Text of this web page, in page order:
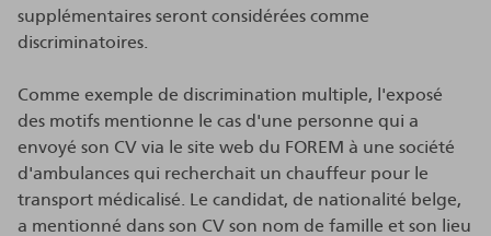
supplémentaires seront considérées comme
discriminatoires.
Comme exemple de discrimination multiple, l'exposé
des motifs mentionne le cas d'une personne qui a
envoyé son CV via le site web du FOREM à une société
d'ambulances qui recherchait un chauffeur pour le
transport médicalisé. Le candidat, de nationalité belge,
a mentionné dans son CV son nom de famille et son lieu